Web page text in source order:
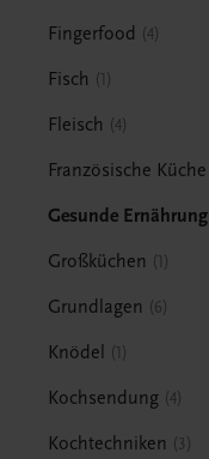
Fingerfood 4
Fisch 1
Fleisch 4
Französische Küche
Gesunde Ernährung
Großküchen 1
Grundlagen 6
Knödel 1
Kochsendung 4
Kochtechniken 3